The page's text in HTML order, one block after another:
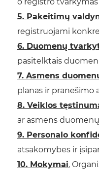
o registro
5. Pakeitimų
registruojami
6. Duomenų
pasitelktais
7. Asmens
planas ir
8. Veiklos
ar asmens
9. Personalo
atsakomybes ir
10. Mokymai.